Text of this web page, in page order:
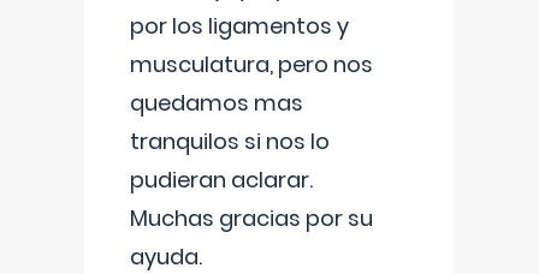
por los ligamentos y
musculatura, pero nos
quedamos mas
tranquilos si nos lo
pudieran aclarar.
Muchas gracias por su
ayuda.